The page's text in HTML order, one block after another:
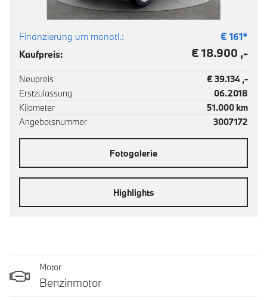
Finanzierung um monatl.: € 161*
Kaufpreis:
€ 18.900 ,-
Neupreis
€ 39.134 ,-
Erstzulassung
06.2018
Kilometer
51.000 km
Angebotsnummer
3007172
Fotogalerie
Highlights
Motor
Benzinmotor